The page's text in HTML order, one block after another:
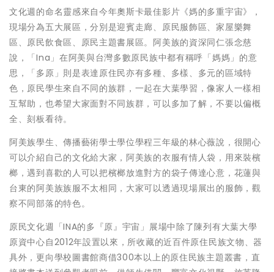
文化週的命名靈感來自今年奧斯卡最佳影片《媽的多重宇宙》，
現場分為五大展區，分別是迎賓走廊、原民服飾區、家屋樂舞
區、原民飲食區、原民主題書展區。阿美族的資深同仁張念慈
說，「Ina」在阿美與台灣多數原民族中都有稱呼「媽媽」的意
思，「多原」則是表達原住民亦有多種、多樣、多元的區域特
色，原民學生來自不同的族群，一起在大葉學習，像家人一樣相
互幫助，也希望大家面對不同族群，可以多加了解，不要以偏概
全、刻板看待。
阿美族學生、傳播藝術學士學位學程三年級的林心薇說，很開心
可以介紹自己的文化給大家，阿美族的衣服有情人袋，用來裝檳
榔，遇到喜歡的人可以把檳榔放進對方的袋子傳達心意，花蓮與
台東的阿美族族服不太相同，大家可以透過現場展出的服飾，觀
察不同部落的特色。
原民文化週「INA的多『原』宇宙」展場中除了陳列有大葉大學
原資中心自2012年設置以來，所收藏的近百件原住民族文物、器
具外，更向學校圖書館商借300本以上的原住民族主題叢書，直